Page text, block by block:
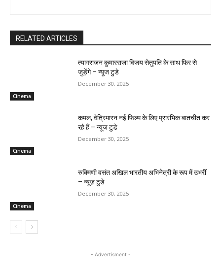
RELATED ARTICLES
Cinema
त्यागराजन कुमारराजा विजय सेतुपति के साथ फिर से
जुड़ेंगे – न्यूज टुडे
December 30, 2025
Cinema
कमल, वेत्रिमारन नई फिल्म के लिए प्रारंभिक बातचीत कर
रहे हैं – न्यूज टुडे
December 30, 2025
Cinema
रुक्मिणी वसंत अखिल भारतीय अभिनेत्री के रूप में उभरीं
– न्यूज़ टुडे
December 30, 2025
- Advertisment -